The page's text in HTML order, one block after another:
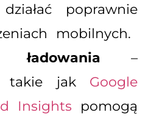
poprawnie
mobilnych.
ładowania –
takie jak Google
Insights pomogą